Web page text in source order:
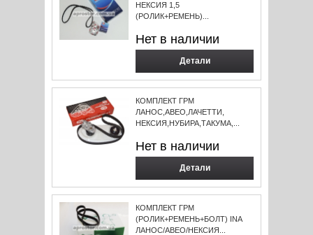
НЕКСИЯ 1,5
(РОЛИК+РЕМЕНЬ)...
Нет в наличии
Детали
КОМПЛЕКТ ГРМ
ЛАНОС,АВЕО,ЛАЧЕТТИ,
НЕКСИЯ,НУБИРА,ТАКУМА,...
Нет в наличии
Детали
КОМПЛЕКТ ГРМ
(РОЛИК+РЕМЕНЬ+БОЛТ) INA
ЛАНОС/АВЕО/НЕКСИЯ...